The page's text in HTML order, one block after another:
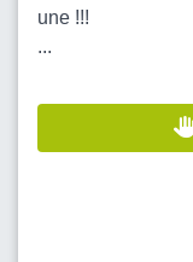
une !!!
...